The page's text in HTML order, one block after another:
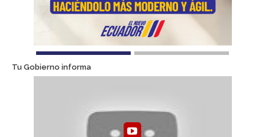
Tu Gobierno informa